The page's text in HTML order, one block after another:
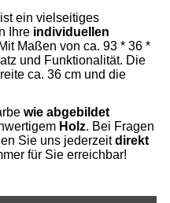
ein vielseitiges
Ihre individuellen
Maßen von ca. 93 * 36 *
und Funktionalität. Die
ca. 36 cm und die
wie abgebildet
Holz. Bei Fragen
Sie uns jederzeitdirekt
für Sie erreichbar!